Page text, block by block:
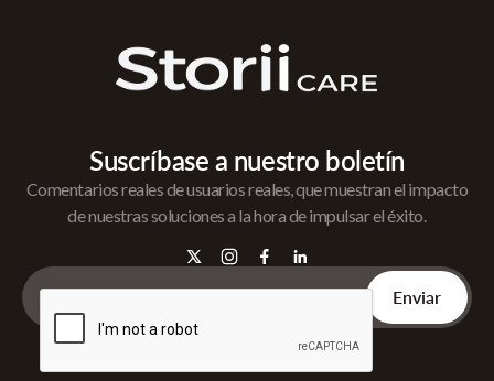
Suscríbase a nuestro boletín
Comentarios reales de usuarios reales, que muestran el impacto
de nuestras soluciones a la hora de impulsar el éxito.